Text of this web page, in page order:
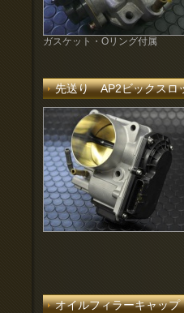
ガスケット・Oリング付属
先送り AP2ビックスロ
オイルフィラーキャッ